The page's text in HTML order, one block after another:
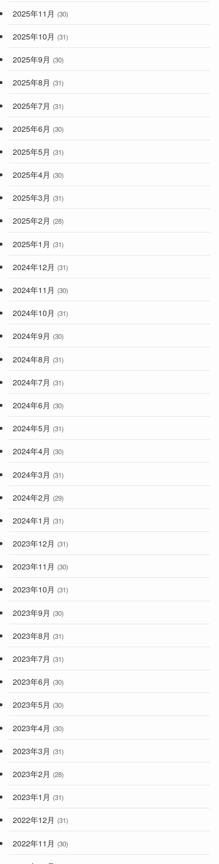
2025年11月 (30)
2025年10月 (31)
2025年9月 (30)
2025年8月 (31)
2025年7月 (31)
2025年6月 (30)
2025年5月 (31)
2025年4月 (30)
2025年3月 (31)
2025年2月 (28)
2025年1月 (31)
2024年12月 (31)
2024年11月 (30)
2024年10月 (31)
2024年9月 (30)
2024年8月 (31)
2024年7月 (31)
2024年6月 (30)
2024年5月 (31)
2024年4月 (30)
2024年3月 (31)
2024年2月 (29)
2024年1月 (31)
2023年12月 (31)
2023年11月 (30)
2023年10月 (31)
2023年9月 (30)
2023年8月 (31)
2023年7月 (31)
2023年6月 (30)
2023年5月 (30)
2023年4月 (30)
2023年3月 (31)
2023年2月 (28)
2023年1月 (31)
2022年12月 (31)
2022年11月 (30)